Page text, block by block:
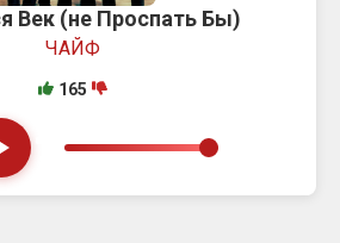
Век (не Проспать Бы)
ЧАЙФ
165